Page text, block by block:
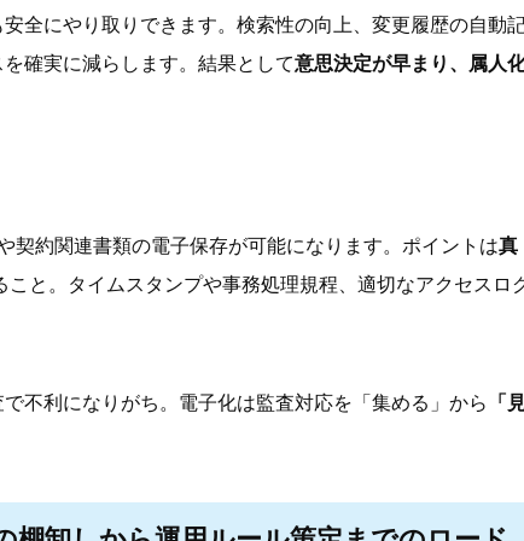
全にやり取りできます。検索性の向上、変更履歴の自動
確実に減らします。結果として意思決定が早まり、属人
契約関連書類の電子保存が可能になります。ポイントは真
こと。タイムスタンプや事務処理規程、適切なアクセスロ
不利になりがち。電子化は監査対応を「集める」から
「